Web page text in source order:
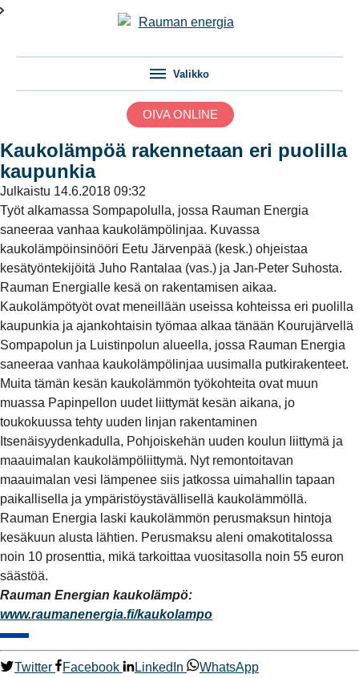
Valikko
OIVA ONLINE
Kaukolämpöä rakennetaan eri puolilla
kaupunkia
Julkaistu 14.6.2018 09:32
Työt alkamassa Sompapolulla, jossa Rauman Energia
saneeraa vanhaa kaukolämpölinjaa. Kuvassa
kaukolämpöinsinööri Eetu Järvenpää (kesk.) ohjeistaa
kesätyöntekijöitä Juho Rantalaa (vas.) ja Jan-Peter Suhosta.
Rauman Energialle kesä on rakentamisen aikaa.
Kaukolämpötyöt ovat meneillään useissa kohteissa eri puolilla
kaupunkia ja ajankohtaisin työmaa alkaa tänään Kourujärvellä
Sompapolun ja Luistinpolun alueella, jossa Rauman Energia
saneeraa vanhaa kaukolämpölinjaa uusimalla putkirakenteet.
Muita tämän kesän kaukolämmön työkohteita ovat muun
muassa Papinpellon uudet liittymät kesän aikana, jo
toukokuussa tehty uuden linjan rakentaminen
Itsenäisyydenkadulla, Pohjoiskehän uuden koulun liittymä ja
maauimalan kaukolämpöliittymä. Nyt remontoitavan
maauimalan vesi lämpenee siis jatkossa uimahallin tapaan
paikallisella ja ympäristöystävällisellä kaukolämmöllä.
Rauman Energia laski kaukolämmön perusmaksun hintoja
kesäkuun alusta lähtien. Perusmaksu aleni omakotitalossa
noin 10 prosenttia, mikä tarkoittaa vuositasolla noin 55 euron
säästöä.
Rauman Energian kaukolämpö:
www.raumanenergia.fi/kaukolampo
Twitter Facebook LinkedIn
WhatsApp